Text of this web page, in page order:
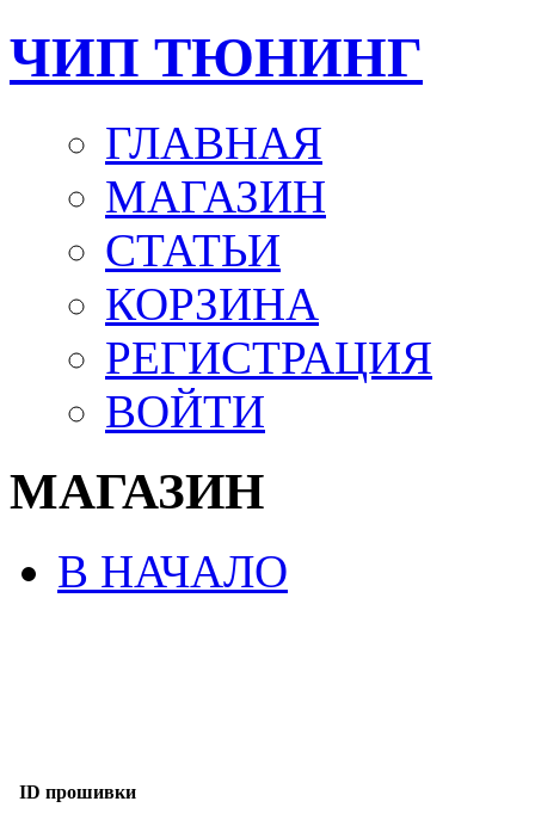
ЧИП ТЮНИНГ
ГЛАВНАЯ
МАГАЗИН
СТАТЬИ
КОРЗИНА
РЕГИСТРАЦИЯ
ВОЙТИ
МАГАЗИН
В НАЧАЛО
ID прошивки